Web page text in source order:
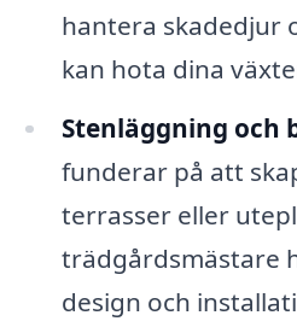
hantera skadedjur
kan hota dina
Stenläggning och
funderar på att
terrasser eller
trädgårdsmästare
design och